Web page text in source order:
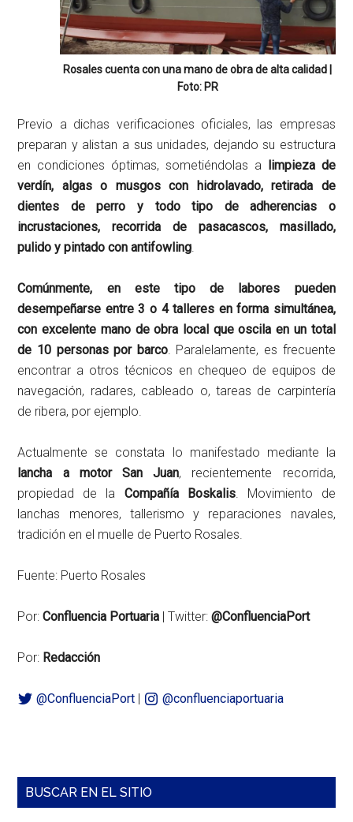
Rosales cuenta con una mano de obra de alta calidad |
Foto: PR
Previo a dichas verificaciones oficiales, las empresas
preparan y alistan a sus unidades, dejando su estructura
en condiciones óptimas, sometiéndolas a limpieza de
verdín, algas o musgos con hidrolavado, retirada de
dientes de perro y todo tipo de adherencias o
incrustaciones, recorrida de pasacascos, masillado,
pulido y pintado con antifowling
Comúnmente, en este tipo de labores pueden
desempeñarse entre 3 o 4 talleres en forma simultánea,
con excelente mano de obra local que oscila en un total
de 10 personas por barco. Paralelamente, es frecuente
encontrar a otros técnicos en chequeo de equipos de
navegación, radares, cableado o, tareas de carpintería
de ribera, por ejemplo.
Actualmente se constata lo manifestado mediante la
lancha a motor San Juan, recientemente recorrida,
propiedad de la Compañía Boskalis. Movimiento de
lanchas menores, tallerismo y reparaciones navales,
tradición en el muelle de Puerto Rosales.
Fuente: Puerto Rosales
Por:Confluencia Portuaria | Twitter:@ConfluenciaPort
Por: Redacción
@ConfluenciaPort | @confluenciaportuaria
Barra
BUSCAR EN EL SITIO